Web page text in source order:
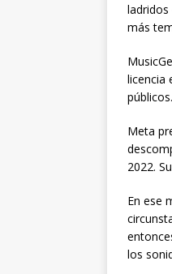
ladridos
más
licencia
públicos.
Meta
2022.
En ese
los